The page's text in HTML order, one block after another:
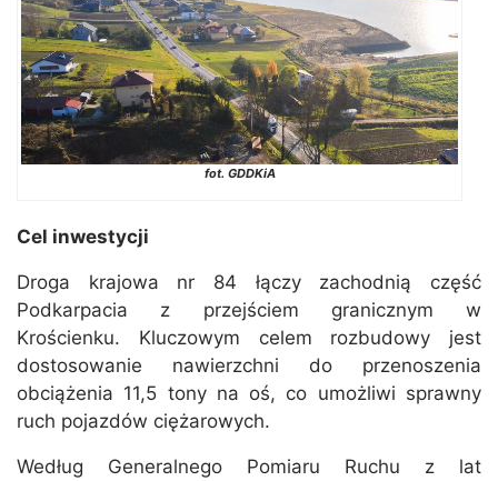
fot. GDDKiA
Cel inwestycji
Droga krajowa nr 84 łączy zachodnią część
Podkarpacia z przejściem granicznym w
Krościenku. Kluczowym celem rozbudowy jest
dostosowanie nawierzchni do przenoszenia
obciążenia 11,5 tony na oś, co umożliwi sprawny
ruch pojazdów ciężarowych.
Według Generalnego Pomiaru Ruchu z lat